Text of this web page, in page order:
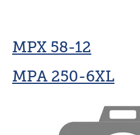
MPX 58-12
MPA 250-6XL